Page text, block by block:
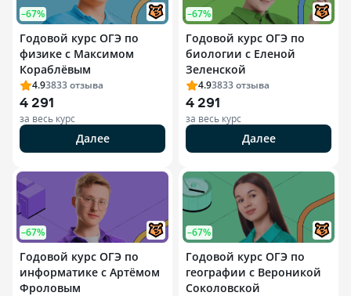
–67%
Годовой курс ОГЭ по
физике с Максимом
Кораблёвым
4.93833отзыва
4 291
за весь курс
Далее
–67%
Годовой курс ОГЭ по
биологии с Еленой
Зеленской
4.93833отзыва
4 291
за весь курс
Далее
–67%
Годовой курс ОГЭ по
информатике с Артёмом
Фроловым
–67%
Годовой курс ОГЭ по
географии с Вероникой
Соколовской